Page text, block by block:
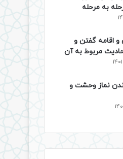
به مرحله
و اقامه گفتن و
مربوط به آن
نماز وحشت و